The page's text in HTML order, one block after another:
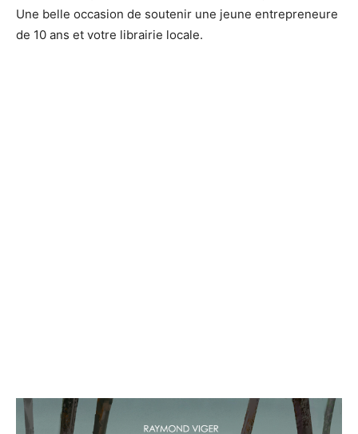
Une belle occasion de soutenir une jeune entrepreneure
de 10 ans et votre librairie locale.